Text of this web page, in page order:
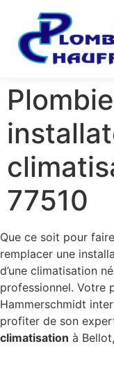
77510
Que ce soit pour
remplacer une
d’une climatisation
professionnel. Votre
Hammerschmidt
profiter de son
climatisation à